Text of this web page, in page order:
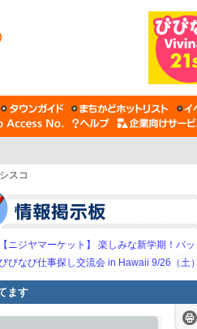
スコ
【ニジヤマーケット】 楽しみな新学期！バ
びなび仕事探し交流会 in Hawaii 9/26（土
ます